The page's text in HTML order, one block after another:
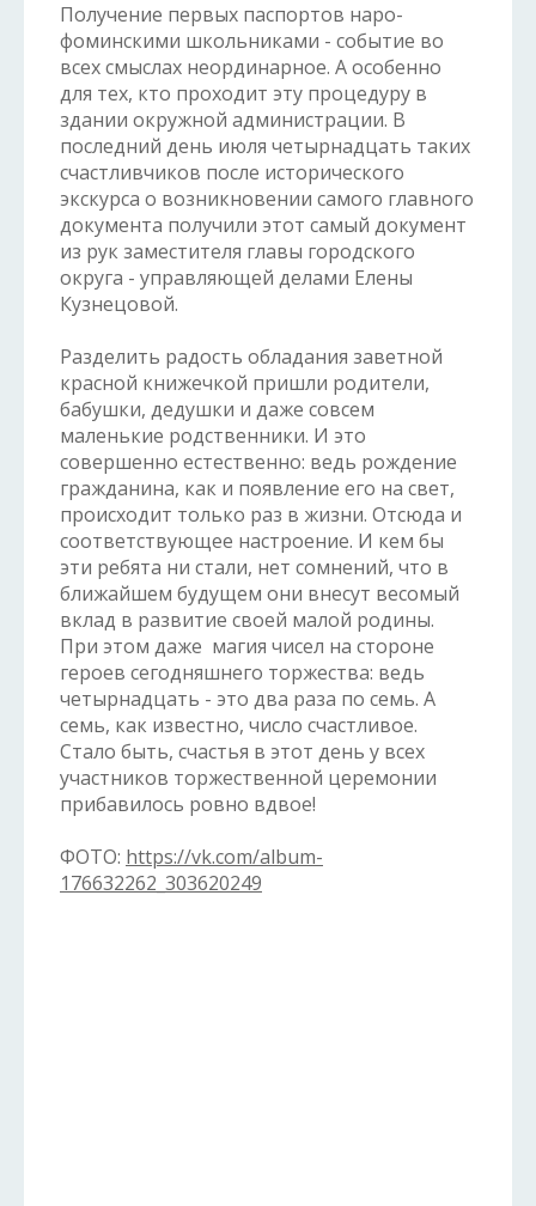
Получение первых паспортов наро-
фоминскими школьниками - событие во
всех смыслах неординарное. А особенно
для тех, кто проходит эту процедуру в
здании окружной администрации. В
последний день июля четырнадцать таких
счастливчиков после исторического
экскурса о возникновении самого главного
документа получили этот самый документ
из рук заместителя главы городского
округа - управляющей делами Елены
Кузнецовой.
Разделить радость обладания заветной
красной книжечкой пришли родители,
бабушки, дедушки и даже совсем
маленькие родственники. И это
совершенно естественно: ведь рождение
гражданина, как и появление его на свет,
происходит только раз в жизни. Отсюда и
соответствующее настроение. И кем бы
эти ребята ни стали, нет сомнений, что в
ближайшем будущем они внесут весомый
вклад в развитие своей малой родины.
При этом даже магия чисел на стороне
героев сегодняшнего торжества: ведь
четырнадцать - это два раза по семь. А
семь, как известно, число счастливое.
Стало быть, счастья в этот день у всех
участников торжественной церемонии
прибавилось ровно вдвое!
ФОТО: https://vk.com/album-
176632262_303620249